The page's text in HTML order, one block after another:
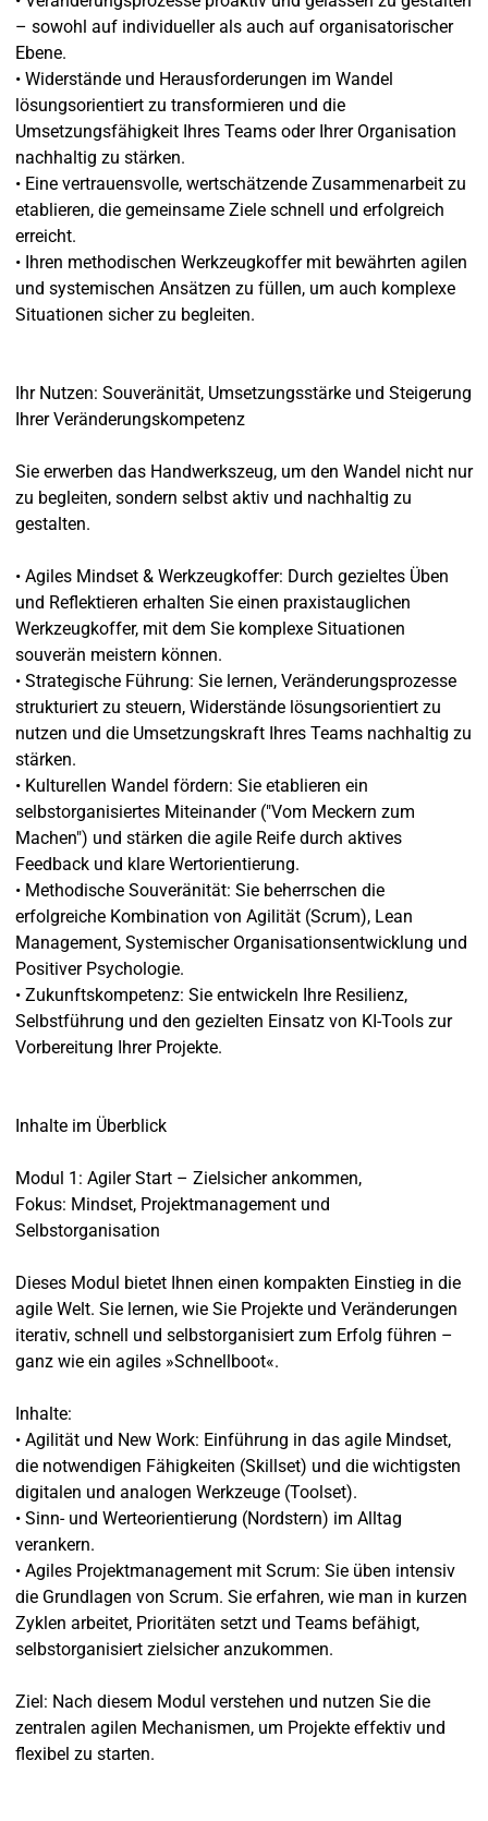
– sowohl auf individueller als auch auf organisatorischer
Ebene.
• Widerstände und Herausforderungen im Wandel
lösungsorientiert zu transformieren und die
Umsetzungsfähigkeit Ihres Teams oder Ihrer Organisation
nachhaltig zu stärken.
• Eine vertrauensvolle, wertschätzende Zusammenarbeit zu
etablieren, die gemeinsame Ziele schnell und erfolgreich
erreicht.
• Ihren methodischen Werkzeugkoffer mit bewährten agilen
und systemischen Ansätzen zu füllen, um auch komplexe
Situationen sicher zu begleiten.
Ihr Nutzen: Souveränität, Umsetzungsstärke und Steigerung
Ihrer Veränderungskompetenz
Sie erwerben das Handwerkszeug, um den Wandel nicht nur
zu begleiten, sondern selbst aktiv und nachhaltig zu
gestalten.
• Agiles Mindset & Werkzeugkoffer: Durch gezieltes Üben
und Reflektieren erhalten Sie einen praxistauglichen
Werkzeugkoffer, mit dem Sie komplexe Situationen
souverän meistern können.
• Strategische Führung: Sie lernen, Veränderungsprozesse
strukturiert zu steuern, Widerstände lösungsorientiert zu
nutzen und die Umsetzungskraft Ihres Teams nachhaltig zu
stärken.
• Kulturellen Wandel fördern: Sie etablieren ein
selbstorganisiertes Miteinander ("Vom Meckern zum
Machen") und stärken die agile Reife durch aktives
Feedback und klare Wertorientierung.
• Methodische Souveränität: Sie beherrschen die
erfolgreiche Kombination von Agilität (Scrum), Lean
Management, Systemischer Organisationsentwicklung und
Positiver Psychologie.
• Zukunftskompetenz: Sie entwickeln Ihre Resilienz,
Selbstführung und den gezielten Einsatz von KI-Tools zur
Vorbereitung Ihrer Projekte.
Inhalte im Überblick
Modul 1: Agiler Start – Zielsicher ankommen,
Fokus: Mindset, Projektmanagement und
Selbstorganisation
Dieses Modul bietet Ihnen einen kompakten Einstieg in die
agile Welt. Sie lernen, wie Sie Projekte und Veränderungen
iterativ, schnell und selbstorganisiert zum Erfolg führen –
ganz wie ein agiles »Schnellboot«.
Inhalte:
• Agilität und New Work: Einführung in das agile Mindset,
die notwendigen Fähigkeiten (Skillset) und die wichtigsten
digitalen und analogen Werkzeuge (Toolset).
• Sinn- und Werteorientierung (Nordstern) im Alltag
verankern.
• Agiles Projektmanagement mit Scrum: Sie üben intensiv
die Grundlagen von Scrum. Sie erfahren, wie man in kurzen
Zyklen arbeitet, Prioritäten setzt und Teams befähigt,
selbstorganisiert zielsicher anzukommen.
Ziel: Nach diesem Modul verstehen und nutzen Sie die
zentralen agilen Mechanismen, um Projekte effektiv und
flexibel zu starten.